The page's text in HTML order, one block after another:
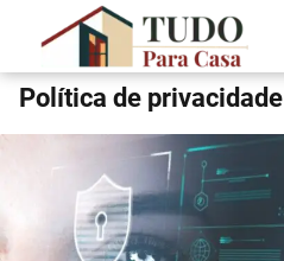
Política de privacidade